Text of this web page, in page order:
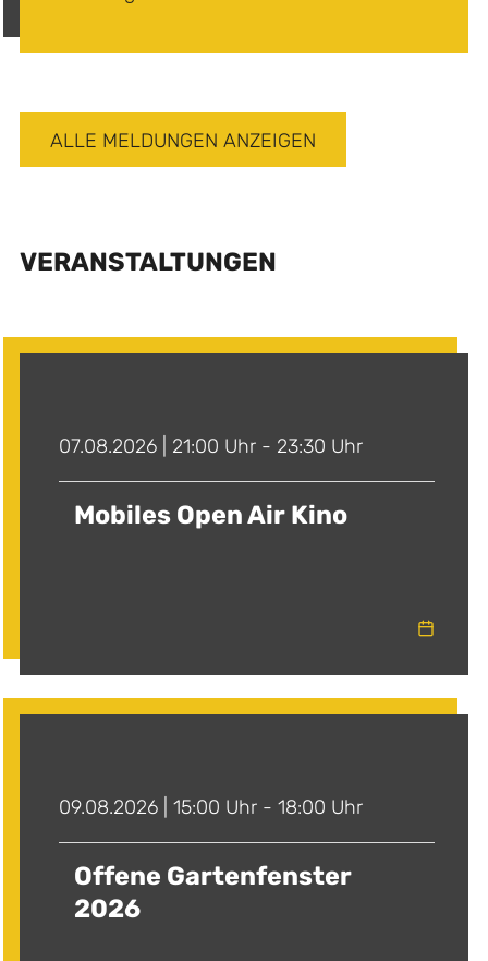
ALLE MELDUNGEN ANZEIGEN
VERANSTALTUNGEN
07.08.2026 | 21:00 Uhr - 23:30 Uhr
Mobiles Open Air Kino
09.08.2026 | 15:00 Uhr - 18:00 Uhr
Offene Gartenfenster
2026